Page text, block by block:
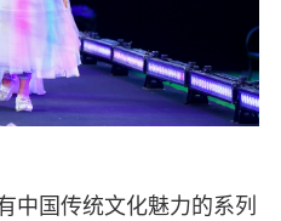
中国传统文化魅力的系列